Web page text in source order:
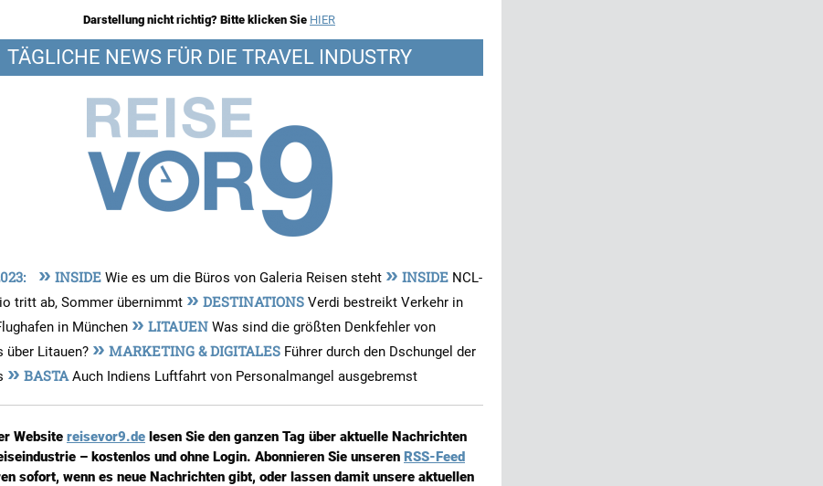
Darstellung nicht richtig? Bitte klicken Sie HIER
TÄGLICHE NEWS FÜR DIE TRAVEL INDUSTRY
» INSIDE Wie es um die Büros von Galeria Reisen steht » INSIDE NCL-
tritt ab, Sommer übernimmt » DESTINATIONS Verdi bestreikt Verkehr in
in München » LITAUEN Was sind die größten Denkfehler von
über Litauen? » MARKETING & DIGITALES Führer durch den Dschungel der
» BASTAAuch Indiens Luftfahrt von Personalmangel ausgebremst
Website reisevor9.de lesen Sie den ganzen Tag über aktuelle Nachrichten
– kostenlos und ohne Login. Abonnieren Sie unseren RSS-Feed
sofort, wenn es neue Nachrichten gibt, oder lassen damit unsere aktuellen